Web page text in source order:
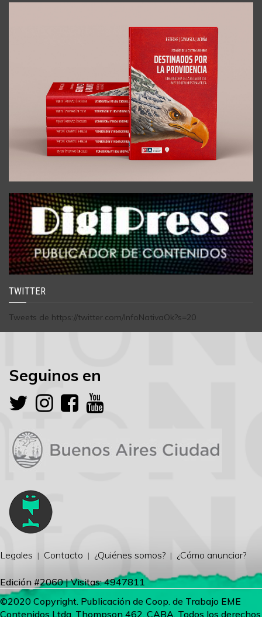
TWITTER
Tweets de https://twitter.com/InfoNativaOk?s=20
Seguinos en
Legales Contacto ¿Quiénes somos? ¿Cómo anunciar?
Edición #2060 | Visitas: 4947811
©2020 Copyright. Publicación de Coop. de Trabajo EME
Contenidos Ltda. Thompson 462, CABA. Todos los derechos